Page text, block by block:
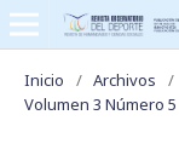
Inicio / Archivos
/
Volumen 3 Número